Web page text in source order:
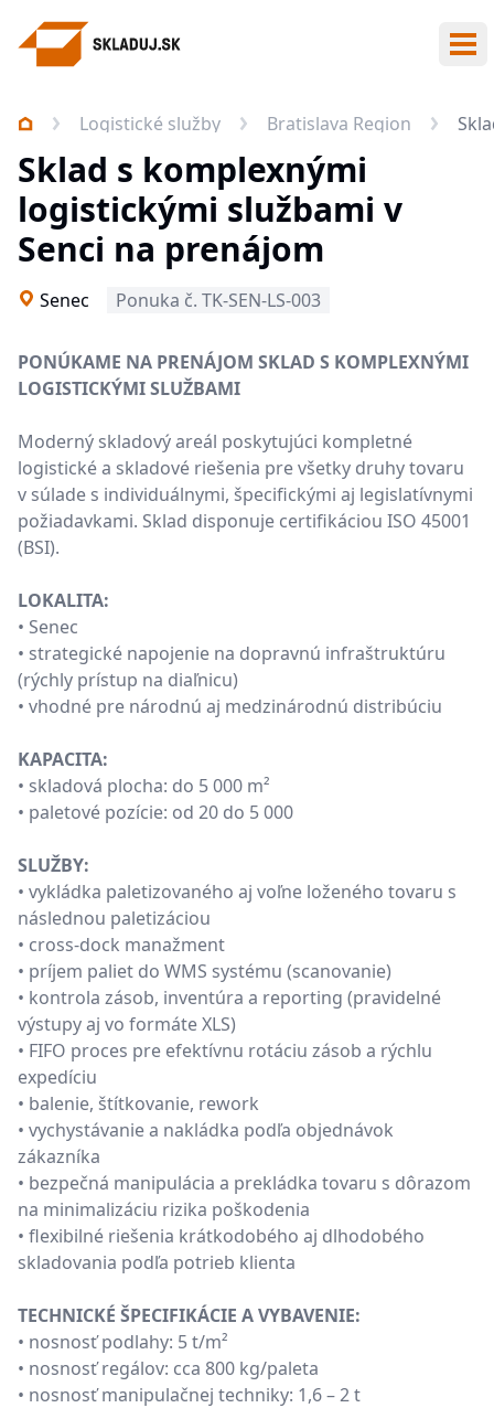
Logistické služby Bratislava Region
Sklad s komplexnými
logistickými službami v
Senci na prenájom
Senec Ponuka č. TK-SEN-LS-003
PONÚKAME NA PRENÁJOM SKLAD S KOMPLEXNÝMI
LOGISTICKÝMI SLUŽBAMI
Moderný skladový areál poskytujúci kompletné
logistické a skladové riešenia pre všetky druhy tovaru
v súlade s individuálnymi, špecifickými aj legislatívnymi
požiadavkami. Sklad disponuje certifikáciou ISO 45001
(BSI).
LOKALITA:
• Senec
• strategické napojenie na dopravnú infraštruktúru
(rýchly prístup na diaľnicu)
• vhodné pre národnú aj medzinárodnú distribúciu
KAPACITA:
• skladová plocha: do 5 000 m²
• paletové pozície: od 20 do 5 000
SLUŽBY:
• vykládka paletizovaného aj voľne loženého tovaru s
následnou paletizáciou
• cross-dock manažment
• príjem paliet do WMS systému (scanovanie)
• kontrola zásob, inventúra a reporting (pravidelné
výstupy aj vo formáte XLS)
• FIFO proces pre efektívnu rotáciu zásob a rýchlu
expedíciu
• balenie, štítkovanie, rework
• vychystávanie a nakládka podľa objednávok
zákazníka
• bezpečná manipulácia a prekládka tovaru s dôrazom
na minimalizáciu rizika poškodenia
• flexibilné riešenia krátkodobého aj dlhodobého
skladovania podľa potrieb klienta
TECHNICKÉ ŠPECIFIKÁCIE A VYBAVENIE:
• nosnosť podlahy: 5 t/m²
• nosnosť regálov: cca 800 kg/paleta
• nosnosť manipulačnej techniky: 1,6 – 2 t